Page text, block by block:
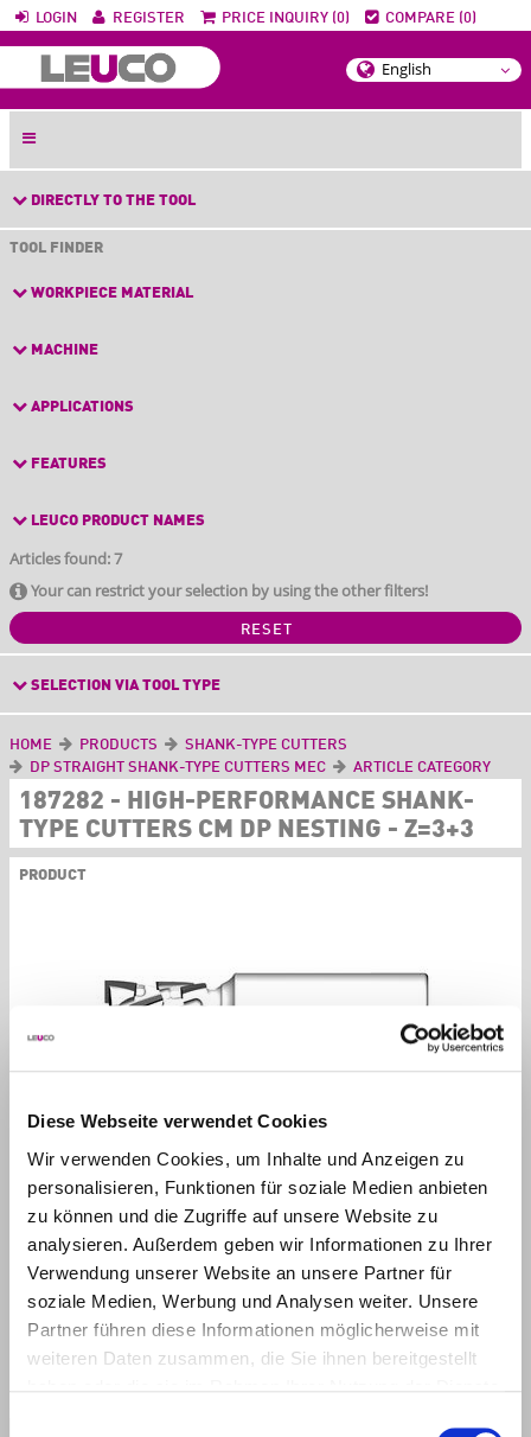
Diese Webseite verwendet Cookies
Wir verwenden Cookies, um Inhalte und Anzeigen zu
personalisieren, Funktionen für soziale Medien anbieten
zu können und die Zugriffe auf unsere Website zu
analysieren. Außerdem geben wir Informationen zu Ihrer
Verwendung unserer Website an unsere Partner für
soziale Medien, Werbung und Analysen weiter. Unsere
Partner führen diese Informationen möglicherweise mit
weiteren Daten zusammen, die Sie ihnen bereitgestellt
LOGIN REGISTER PRICE INQUIRY (0) COMPARE (0)
DIRECTLY TO THE TOOL
TOOL FINDER
WORKPIECE MATERIAL
MACHINE
APPLICATIONS
FEATURES
LEUCO PRODUCT NAMES
Articles found: 7
Your can restrict your selection by using the other filters!
RESET
SELECTION VIA TOOL TYPE
HOME PRODUCTS
SHANK-TYPE CUTTERS
DP STRAIGHT SHANK-TYPE CUTTERS MEC
ARTICLE CATEGORY
187282 - HIGH-PERFORMANCE SHANK-
TYPE CUTTERS CM DP NESTING - Z=3+3
PRODUCT
DRAWING